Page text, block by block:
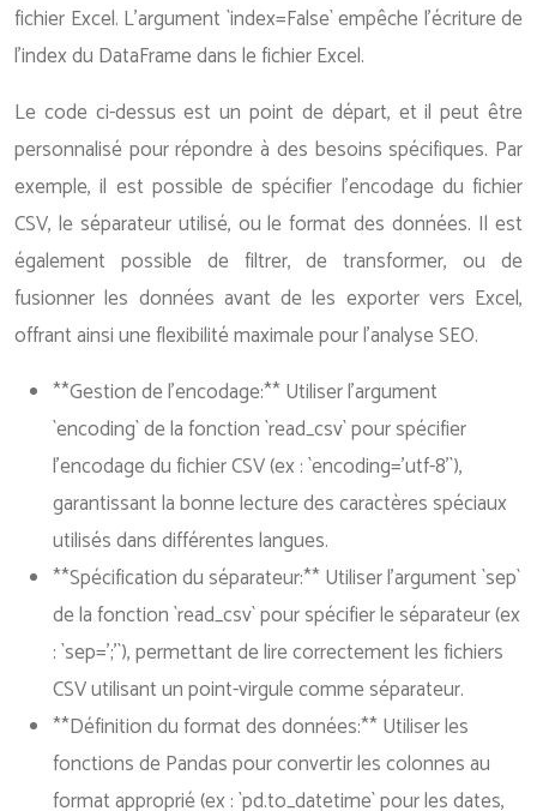
fichier Excel. L’argument `index=False` empêche l’écriture de
l’index du DataFrame dans le fichier Excel.
Le code ci-dessus est un point de départ, et il peut être
personnalisé pour répondre à des besoins spécifiques. Par
exemple, il est possible de spécifier l’encodage du fichier
CSV, le séparateur utilisé, ou le format des données. Il est
également possible de filtrer, de transformer, ou de
fusionner les données avant de les exporter vers Excel,
offrant ainsi une flexibilité maximale pour l’analyse SEO.
**Gestion de l’encodage:** Utiliser l’argument
`encoding` de la fonction `read_csv` pour spécifier
l’encodage du fichier CSV (ex : `encoding=’utf-8’`),
garantissant la bonne lecture des caractères spéciaux
utilisés dans différentes langues.
**Spécification du séparateur:** Utiliser l’argument `sep`
de la fonction `read_csv` pour spécifier le séparateur (ex
: `sep=’;’`), permettant de lire correctement les fichiers
CSV utilisant un point-virgule comme séparateur.
**Définition du format des données:** Utiliser les
fonctions de Pandas pour convertir les colonnes au
format approprié (ex : `pd.to_datetime` pour les dates,